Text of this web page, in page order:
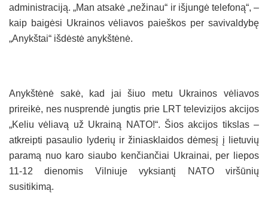
administraciją. „Man atsakė „nežinau“ ir išjungė telefoną“, –
kaip baigėsi Ukrainos vėliavos paieškos per savivaldybę
„Anykštai“ išdėstė anykštėnė.
Anykštėnė sakė, kad jai šiuo metu Ukrainos vėliavos
prireikė, nes nusprendė jungtis prie LRT televizijos akcijos
„Keliu vėliavą už Ukrainą NATO!“. Šios akcijos tikslas –
atkreipti pasaulio lyderių ir žiniasklaidos dėmesį į lietuvių
paramą nuo karo siaubo kenčiančiai Ukrainai, per liepos
11-12 dienomis Vilniuje vyksiantį NATO viršūnių
susitikimą.